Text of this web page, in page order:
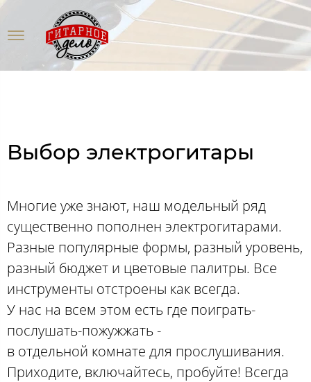
Выбор электрогитары
Многие уже знают, наш модельный ряд
существенно пополнен электрогитарами.
Разные популярные формы, разный уровень,
разный бюджет и цветовые палитры. Все
инструменты отстроены как всегда.
У нас на всем этом есть где поиграть-
послушать-пожужжать -
в отдельной комнате для прослушивания.
Приходите, включайтесь, пробуйте! Всегда